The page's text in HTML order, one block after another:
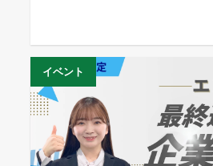
イベント